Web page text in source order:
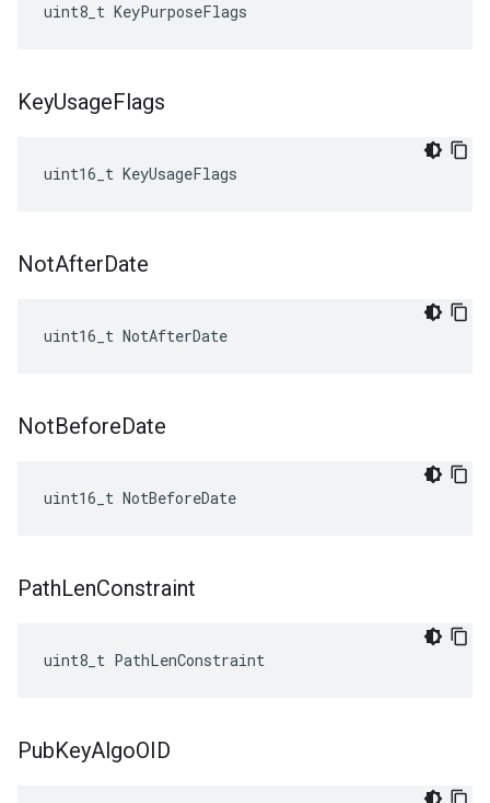
uint8_t KeyPurposeFlags
KeyUsageFlags
uint16_t KeyUsageFlags
NotAfterDate
uint16_t NotAfterDate
NotBeforeDate
uint16_t NotBeforeDate
PathLenConstraint
uint8_t PathLenConstraint
PubKeyAlgoOID